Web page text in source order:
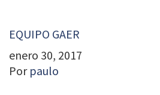
EQUIPO GAER
enero 30, 2017
Por paulo